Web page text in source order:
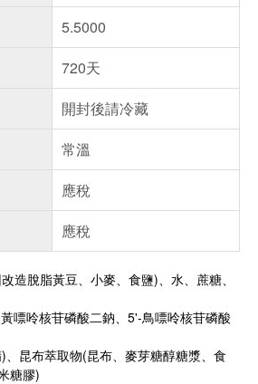
5.5000
720天
開封後請冷藏
常溫
應稅
應稅
造脫脂黃豆、小麥、食鹽)、水、蔗糖、
嘌呤核苷磷酸二鈉、5'-鳥嘌呤核苷磷酸
昆布萃取物(昆布、麥芽糖醇糖漿、食
糖膠)